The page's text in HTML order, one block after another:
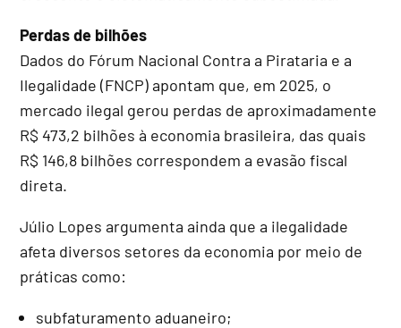
Perdas de bilhões
Dados do Fórum Nacional Contra a Pirataria e a
Ilegalidade (FNCP) apontam que, em 2025, o
mercado ilegal gerou perdas de aproximadamente
R$ 473,2 bilhões à economia brasileira, das quais
R$ 146,8 bilhões correspondem a evasão fiscal
direta.
Júlio Lopes argumenta ainda que a ilegalidade
afeta diversos setores da economia por meio de
práticas como:
subfaturamento aduaneiro;